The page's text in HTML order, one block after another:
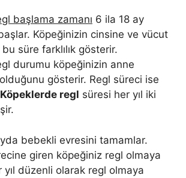
başlama zamanı 6 ila 18 ay
Köpeğinizin cinsine ve vücut
bu süre farklılık gösterir.
durumu köpeğinizin anne
gösterir. Regl süreci ise
Köpeklerde regl süresi her yıl iki
bebekli evresini tamamlar.
giren köpeğiniz regl olmaya
yıl düzenli olarak regl olmaya